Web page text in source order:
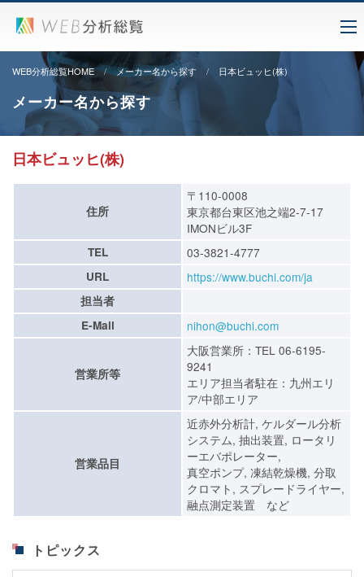
WEB分析総覧HOME メーカー名から探す 日本ビュッヒ(株)
メーカー名から探す
日本ビュッヒ(株)
住所
〒110-0008
東京都台東区池之端2-7-17
IMONビル3F
TEL 03-3821-4777
URL https://www.buchi.com/ja
担当者
E-Mail
nihon@buchi.com
営業所等
大阪営業所：TEL 06-6195-
9241
エリア担当者駐在：九州エリ
ア/中部エリア
営業品目
近赤外分析計, ケルダール分析
システム, 抽出装置, ロータリ
ーエバポレーター,
真空ポンプ, 凍結乾燥機, 分取
クロマト, スプレードライヤー,
融点測定装置 など
トピックス